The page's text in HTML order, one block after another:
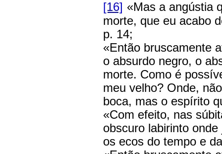
[16] «Mas a angústia
morte, que eu acabo
p. 14;
«Então bruscamente
o absurdo negro, o
morte. Como é
meu velho? Onde,
boca, mas o espírito
«Com efeito, nas
obscuro labirinto
os ecos do tempo e